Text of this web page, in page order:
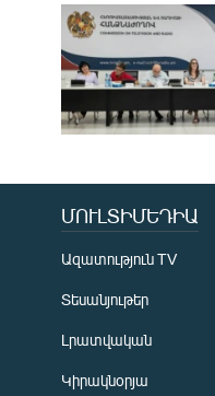
ՄՈՒԼՏԻՄԵԴԻԱ
Ազատություն TV
Տեսանյութեր
Լրատվական
Կիրակնօրյա